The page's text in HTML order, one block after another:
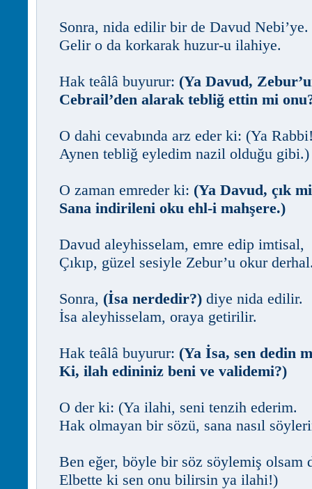
Sonra, nida edilir bir de Davud Nebi’ye.
Gelir o da korkarak huzur-u ilahiye.
Hak teâlâ buyurur: (Ya Davud,
Cebrail’den alarak tebliğ ettin mi
O dahi cevabında arz eder ki: (Ya
Aynen tebliğ eyledim nazil olduğu gibi.)
O zaman emreder ki: (Ya Davud, çık
Sana indirileni oku ehl-i mahşere.)
Davud aleyhisselam, emre edip imtisal,
Çıkıp, güzel sesiyle Zebur’u okur
Sonra, (İsa nerdedir?) diye nida edilir.
İsa aleyhisselam, oraya getirilir.
Hak teâlâ buyurur: (Ya İsa, sen dedin
Ki, ilah edininiz beni ve validemi?)
O der ki: (Ya ilahi, seni tenzih ederim.
Hak olmayan bir sözü, sana nasıl
Ben eğer, böyle bir söz söylemiş olsam
Elbette ki sen onu bilirsin ya ilahi!)